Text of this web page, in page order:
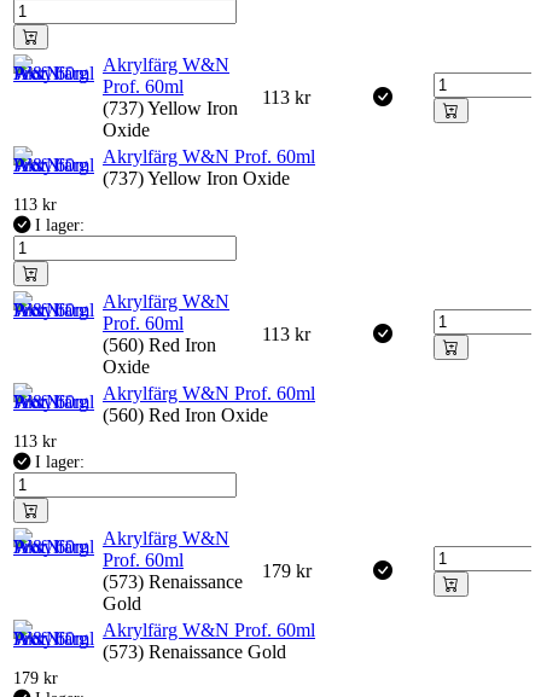
Akrylfärg W&N
Prof. 60ml
(737) Yellow Iron
Oxide
113 kr
Akrylfärg W&N Prof. 60ml
(737) Yellow Iron Oxide
113 kr
I lager:
Akrylfärg W&N
Prof. 60ml
(560) Red Iron
Oxide
113 kr
Akrylfärg W&N Prof. 60ml
(560) Red Iron Oxide
113 kr
I lager:
Akrylfärg W&N
Prof. 60ml
(573) Renaissance
Gold
179 kr
Akrylfärg W&N Prof. 60ml
(573) Renaissance Gold
179 kr